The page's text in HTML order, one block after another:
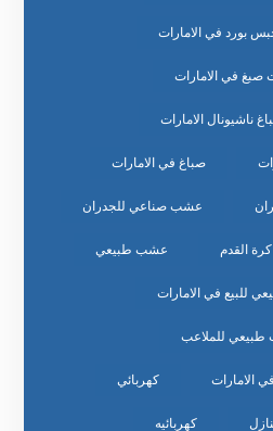
بورد في الامارات
صبغ في الامارات
ناشيونال الامارات
صباغ في الامارات
عشب صناعي للجدران
القدم عشب طبيعي
للبيع في الامارات
للملاعب
الامارات كهربائي
كهربائيه